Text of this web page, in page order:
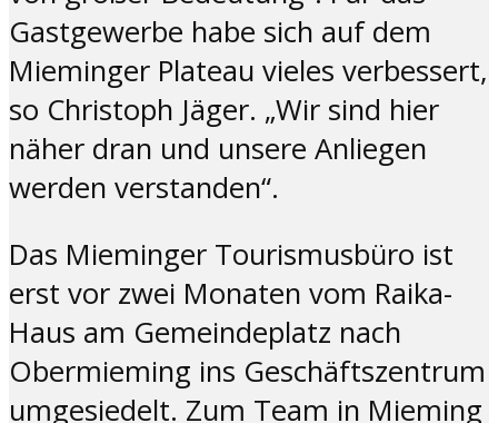
Gastgewerbe habe sich auf dem
Mieminger Plateau vieles verbessert,
so Christoph Jäger. „Wir sind hier
näher dran und unsere Anliegen
werden verstanden“.
Das Mieminger Tourismusbüro ist
erst vor zwei Monaten vom Raika-
Haus am Gemeindeplatz nach
Obermieming ins Geschäftszentrum
umgesiedelt. Zum Team in Mieming